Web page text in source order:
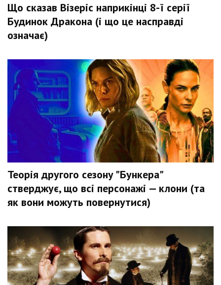
Що сказав Візеріс наприкінці 8-ї серії
Будинок Дракона (і що це насправді
означає)
Теорія другого сезону "Бункера"
стверджує, що всі персонажі — клони (та
як вони можуть повернутися)